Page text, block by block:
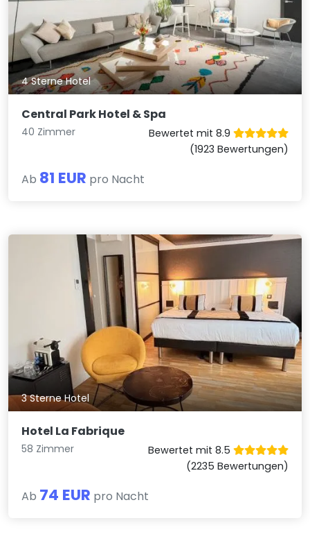
4 Sterne Hotel
Central Park Hotel & Spa
40 Zimmer
Bewertet mit 8.9
(1923 Bewertungen)
Ab 81 EUR pro Nacht
3 Sterne Hotel
Hotel La Fabrique
58 Zimmer
Bewertet mit 8.5
(2235 Bewertungen)
Ab 74 EUR pro Nacht